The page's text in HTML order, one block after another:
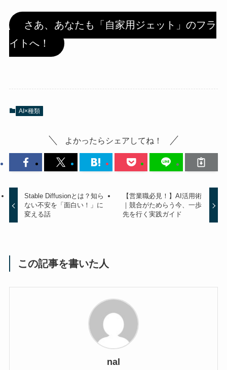
さあ、あなたも「自家用ジェット」のフラ
イトへ！
AI×種類
よかったらシェアしてね！
Stable Diffusionとは？知ら
ない不安を「面白い！」に
変える話
【営業職必見！】AI活用術
｜競合がためらう今、一歩
先を行く実践ガイド
この記事を書いた人
nal